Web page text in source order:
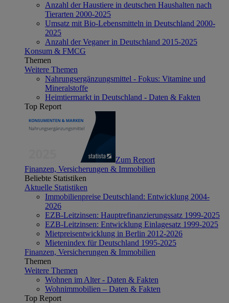
Anzahl der Haustiere in deutschen Haushalten nach
Tierarten 2000-2025
Umsatz mit Bio-Lebensmitteln in Deutschland 2000-
2025
Anzahl der Veganer in Deutschland 2015-2025
Konsum & FMCG
Themen
Weitere Themen
Nahrungsergänzungsmittel - Fokus: Vitamine und
Mineralstoffe
Heimtiermarkt in Deutschland - Daten & Fakten
Top Report
Zum Report
Finanzen, Versicherungen & Immobilien
Beliebte Statistiken
Aktuelle Statistiken
Immobilienpreise Deutschland: Entwicklung 2004-
2026
EZB-Leitzinsen: Hauptrefinanzierungssatz 1999-2025
EZB-Leitzinsen: Entwicklung Einlagesatz 1999-2025
Mietpreisentwicklung in Berlin 2012-2026
Mietenindex für Deutschland 1995-2025
Finanzen, Versicherungen & Immobilien
Themen
Weitere Themen
Wohnen im Alter - Daten & Fakten
Wohnimmobilien – Daten & Fakten
Top Report